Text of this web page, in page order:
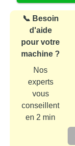
📞 Besoin
d'aide
pour votre
machine ?
Nos
experts
vous
conseillent
en 2 min